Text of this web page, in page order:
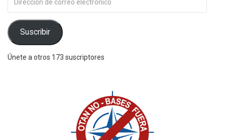
de
correo
electrónico
Suscribir
Únete a otros 173 suscriptores